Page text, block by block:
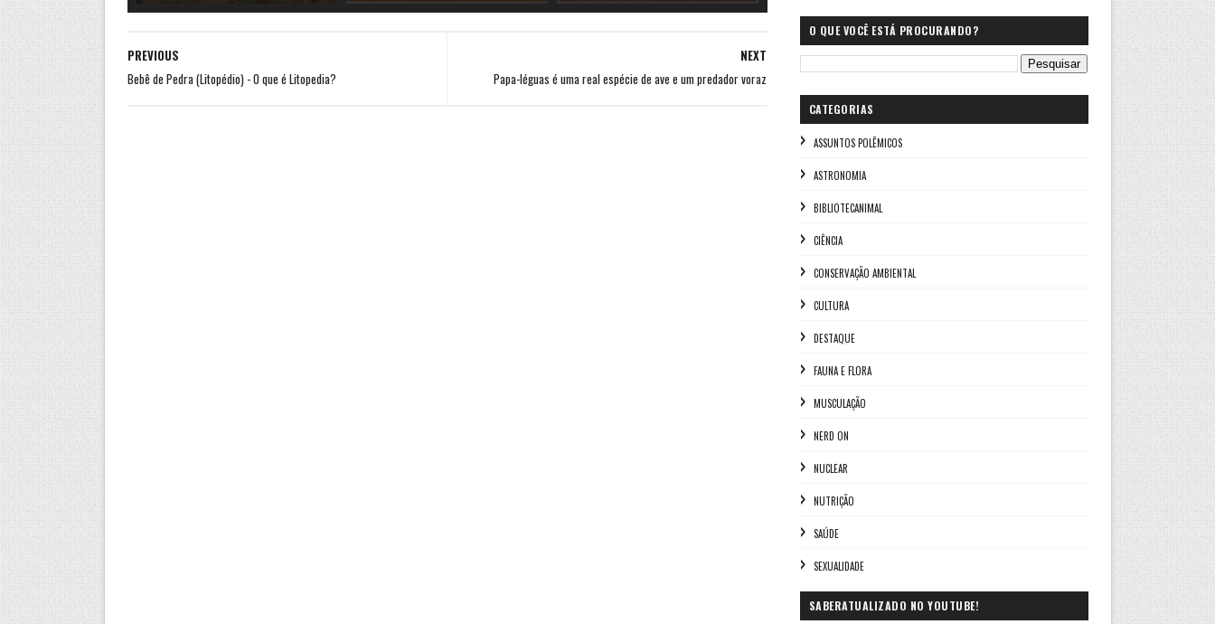
NEXT
Papa-léguas é uma real espécie de ave e um predador voraz
PREVIOUS
Bebê de Pedra (Litopédio) - O que é Litopedia?
O QUE VOCÊ ESTÁ PROCURANDO?
CATEGORIAS
ASSUNTOS POLÊMICOS
ASTRONOMIA
BIBLIOTECANIMAL
CIÊNCIA
CONSERVAÇÃO AMBIENTAL
CULTURA
DESTAQUE
FAUNA E FLORA
MUSCULAÇÃO
NERD ON
NUCLEAR
NUTRIÇÃO
SAÚDE
SEXUALIDADE
SABERATUALIZADO NO YOUTUBE!